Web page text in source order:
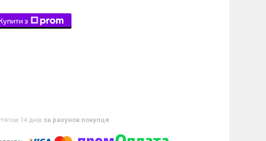
з
14 днів за рахунок покупця